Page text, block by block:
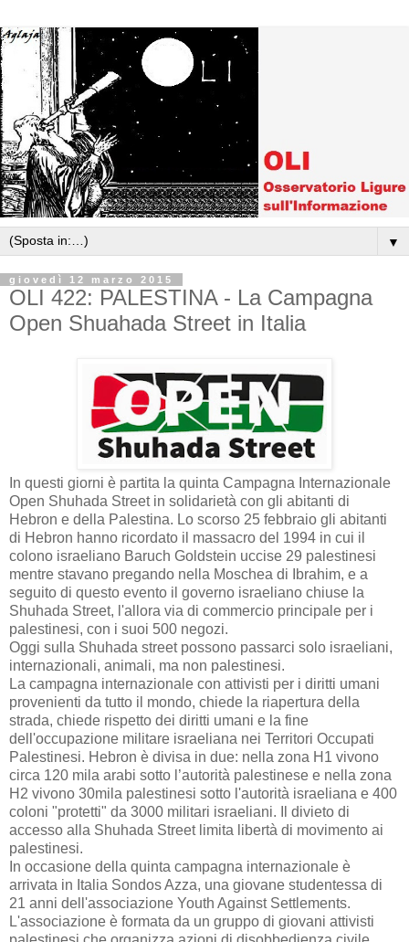
▼
giovedì 12 marzo 2015
OLI 422: PALESTINA - La Campagna
Open Shuahada Street in Italia
In questi giorni è partita la quinta Campagna Internazionale
Open Shuhada Street in solidarietà con gli abitanti di
Hebron e della Palestina. Lo scorso 25 febbraio gli abitanti
di Hebron hanno ricordato il massacro del 1994 in cui il
colono israeliano Baruch Goldstein uccise 29 palestinesi
mentre stavano pregando nella Moschea di Ibrahim, e a
seguito di questo evento il governo israeliano chiuse la
Shuhada Street, l'allora via di commercio principale per i
palestinesi, con i suoi 500 negozi.
Oggi sulla Shuhada street possono passarci solo israeliani,
internazionali, animali, ma non palestinesi.
La campagna internazionale con attivisti per i diritti umani
provenienti da tutto il mondo, chiede la riapertura della
strada, chiede rispetto dei diritti umani e la fine
dell'occupazione militare israeliana nei Territori Occupati
Palestinesi. Hebron è divisa in due: nella zona H1 vivono
circa 120 mila arabi sotto l’autorità palestinese e nella zona
H2 vivono 30mila palestinesi sotto l'autorità israeliana e 400
coloni "protetti" da 3000 militari israeliani. Il divieto di
accesso alla Shuhada Street limita libertà di movimento ai
palestinesi.
In occasione della quinta campagna internazionale è
arrivata in Italia Sondos Azza, una giovane studentessa di
21 anni dell'associazione Youth Against Settlements.
L'associazione è formata da un gruppo di giovani attivisti